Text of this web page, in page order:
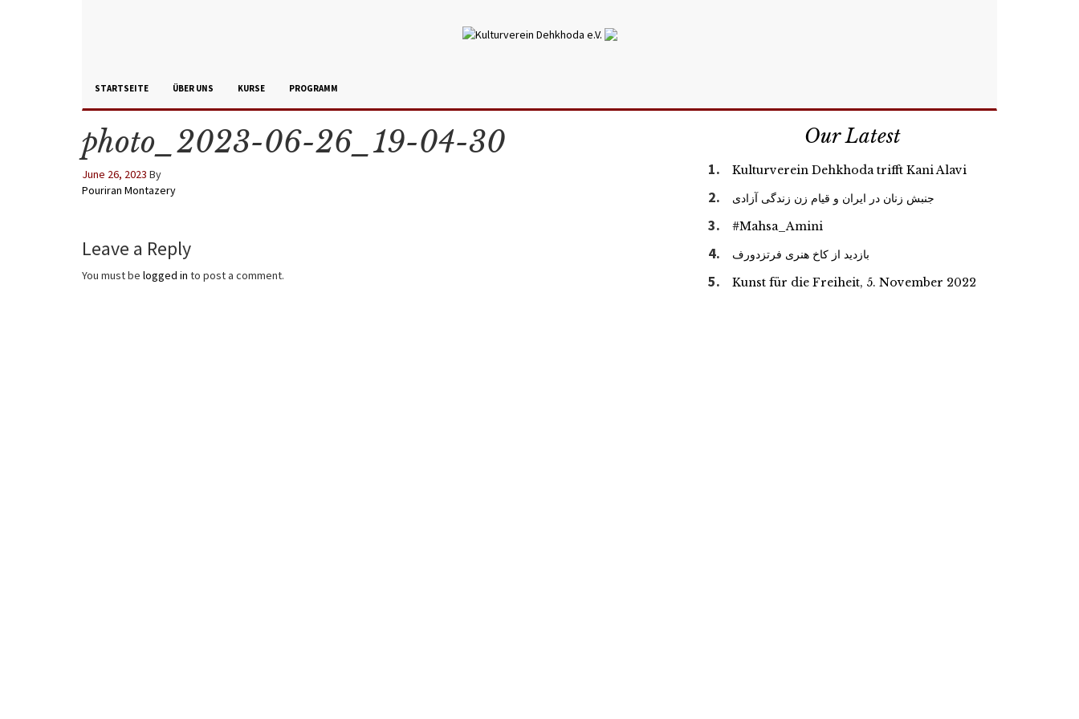
STARTSEITE ÜBER UNS KURSE PROGRAMM
photo_2023-06-26_19-04-30
June 26, 2023 By
Pouriran Montazery
Leave a Reply
You must be logged in to post a comment.
Our Latest
Kulturverein Dehkhoda trifft Kani Alavi
جنبش زنان در ایران و قیام زن زندگی آزادی
#Mahsa_Amini
بازدید از کاخ هنری فرتزدورف
Kunst für die Freiheit, 5. November 2022